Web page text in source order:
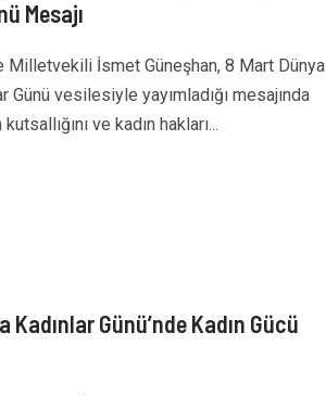
Mesajı
Milletvekili İsmet Güneşhan, 8 Mart Dünya
Günü vesilesiyle yayımladığı mesajında
ve kadın hakları...
Kadınlar Günü’nde Kadın Gücü